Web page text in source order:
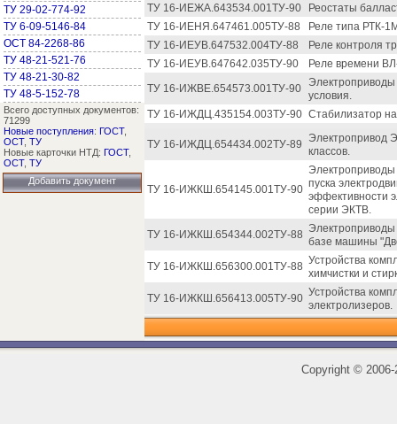
ТУ 29-02-774-92
ТУ 6-09-5146-84
ОСТ 84-2268-86
ТУ 48-21-521-76
ТУ 48-21-30-82
ТУ 48-5-152-78
Всего доступных документов:
71299
Новые поступления: ГОСТ,
ОСТ, ТУ
Новые карточки НТД: ГОСТ,
ОСТ, ТУ
Добавить документ
ТУ 16-ИЕЖА.643534.001ТУ-90
Реостаты
ТУ 16-ИЕНЯ.647461.005ТУ-88
Реле типа РТК-
ТУ 16-ИЕУВ.647532.004ТУ-88
Реле контроля
ТУ 16-ИЕУВ.647642.035ТУ-90
Реле времени
ТУ 16-ИЖВЕ.654573.001ТУ-90
Электроприводы
условия.
ТУ 16-ИЖДЦ.435154.003ТУ-90 Стабилизатор
ТУ 16-ИЖДЦ.654434.002ТУ-89
Электропривод
классов.
ТУ 16-ИЖКШ.654145.001ТУ-90
Электроприводы
пуска
эффективности
серии ЭКТВ.
ТУ 16-ИЖКШ.654344.002ТУ-88
базе машины
ТУ 16-ИЖКШ.656300.001ТУ-88 Устройства
химчистки и
ТУ 16-ИЖКШ.656413.005ТУ-90 Устройства
электролизеров.
Copyright ©